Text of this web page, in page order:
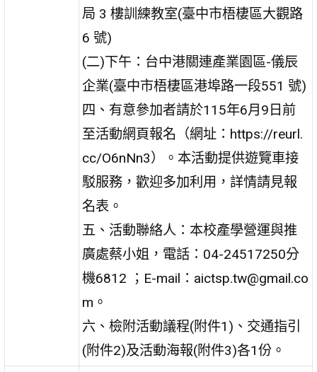
局 3 樓訓練教室(臺中市梧棲區大觀路
6 號)
(二)下午：台中港關連產業園區-儀辰
企業(臺中市梧棲區港埠路一段551 號)
四、有意參加者請於115年6月9日前
至活動網頁報名（網址：https://reurl.
cc/O6nNn3）。本活動提供遊覽車接
駁服務，歡迎多加利用，詳情請見報
名表。
五、活動聯絡人：本校產學營運與推
廣處蔡小姐，電話：04-24517250分
機6812 ；E-mail：aictsp.tw@gmail.co
m。
六、檢附活動議程(附件1)、交通指引
(附件2)及活動海報(附件3)各1份。